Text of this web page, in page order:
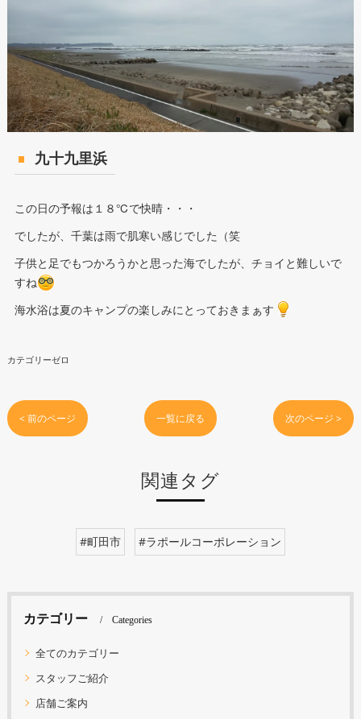
九十九里浜
この日の予報は１８℃で快晴・・・
でしたが、千葉は雨で肌寒い感じでした（笑
子供と足でもつかろうかと思った海でしたが、チョイと難しいで
すね
海水浴は夏のキャンプの楽しみにとっておきまぁす
カテゴリーゼロ
< 前のページ 一覧に戻る 次のページ >
関連タグ
#町田市 #ラポールコーポレーション
カテゴリー Categories
全てのカテゴリー
スタッフご紹介
店舗ご案内